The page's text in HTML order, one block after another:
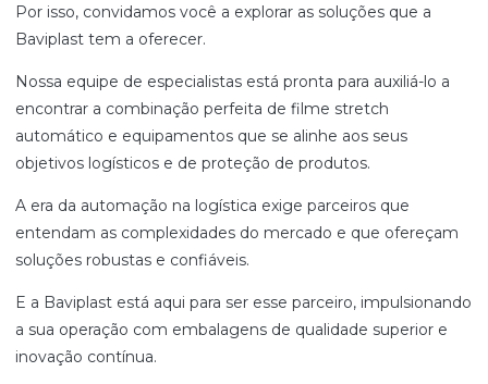
Por isso, convidamos você a explorar as soluções que a
Baviplast tem a oferecer.
Nossa equipe de especialistas está pronta para auxiliá-lo a
encontrar a combinação perfeita de filme stretch
automático e equipamentos que se alinhe aos seus
objetivos logísticos e de proteção de produtos.
A era da automação na logística exige parceiros que
entendam as complexidades do mercado e que ofereçam
soluções robustas e confiáveis.
E a Baviplast está aqui para ser esse parceiro, impulsionando
a sua operação com embalagens de qualidade superior e
inovação contínua.